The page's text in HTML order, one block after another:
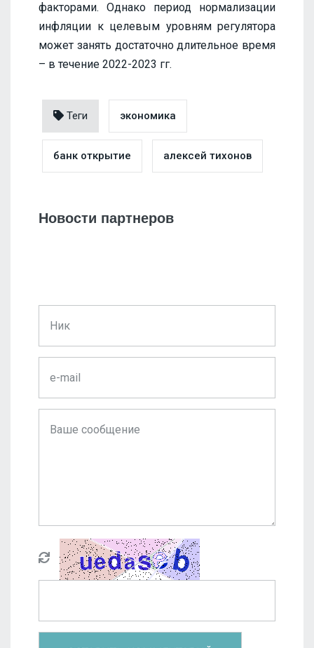
факторами. Однако период нормализации
инфляции к целевым уровням регулятора
может занять достаточно длительное время
– в течение 2022-2023 гг.
Теги экономика
банк открытие алексей тихонов
Новости партнеров